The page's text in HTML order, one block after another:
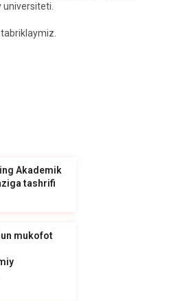
universiteti.
tabriklaymiz.
Akademik
tashrifi
mukofot